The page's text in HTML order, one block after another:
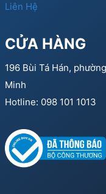
Liên Hệ
CỬA HÀNG
196 Bùi Tá Hán,
Minh
Hotline: 098 101 1013